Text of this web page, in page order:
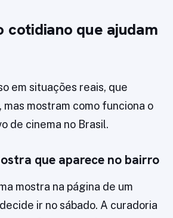
cotidiano que ajudam
em situações reais, que
mas mostram como funciona o
de cinema no Brasil.
que aparece no bairro
mostra na página de um
ir no sábado. A curadoria